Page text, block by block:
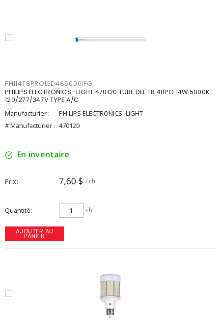
PHI14T8PROLED485000IFG
PHILIPS ELECTRONICS -LIGHT 470120 TUBE DEL T8 48PO 14W 5000K
120/277/347V TYPE A/C
Manufacturier :
PHILIPS ELECTRONICS -LIGHT
# Manufacturier : 470120
En inventaire
Prix 7,60 $ / ch
Quantité ch
AJOUTER AU
PANIER